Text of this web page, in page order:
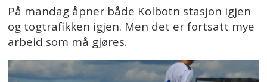
På mandag åpner både Kolbotn stasjon igjen
og togtrafikken igjen. Men det er fortsatt mye
arbeid som må gjøres.